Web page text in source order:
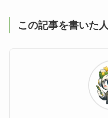
この記事を書いた人